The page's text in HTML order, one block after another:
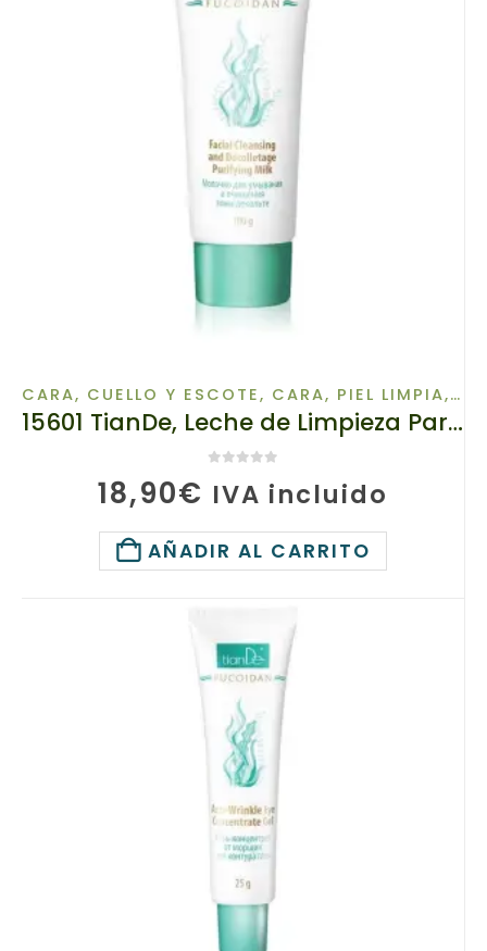
CARA, CUELLO Y ESCOTE, CARA, PIEL LIMPIA,
15601 TianDe, Leche de Limpieza Para la Cara y el Cuello, Fucoidan 100g, Purificadora – Hidratante
18,90€ IVA incluido
AÑADIR AL CARRITO